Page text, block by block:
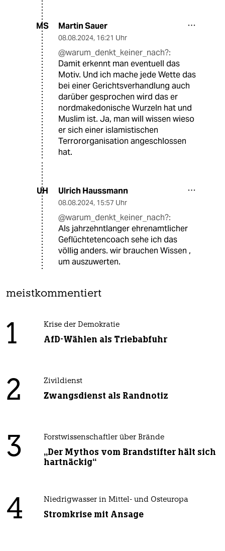
MS Martin Sauer
08.08.2024, 16:21 Uhr
@warum_denkt_keiner_nach?:
Damit erkennt man eventuell das
Motiv. Und ich mache jede Wette das
bei einer Gerichtsverhandlung auch
darüber gesprochen wird das er
nordmakedonische Wurzeln hat und
Muslim ist. Ja, man will wissen wieso
er sich einer islamistischen
Terrororganisation angeschlossen
hat.
UH Ulrich Haussmann
08.08.2024, 15:57 Uhr
@warum_denkt_keiner_nach?:
Als jahrzehntlanger ehrenamtlicher
Geflüchtetencoach sehe ich das
völlig anders. wir brauchen Wissen ,
um auszuwerten.
meistkommentiert
1 Krise der Demokratie
AfD-Wählen als Triebabfuhr
2 Zivildienst
Zwangsdienst als Randnotiz
3 Forstwissenschaftler über Brände
„Der Mythos vom Brandstifter hält sich
hartnäckig“
4 Niedrigwasser in Mittel- und Osteuropa
Stromkrise mit Ansage